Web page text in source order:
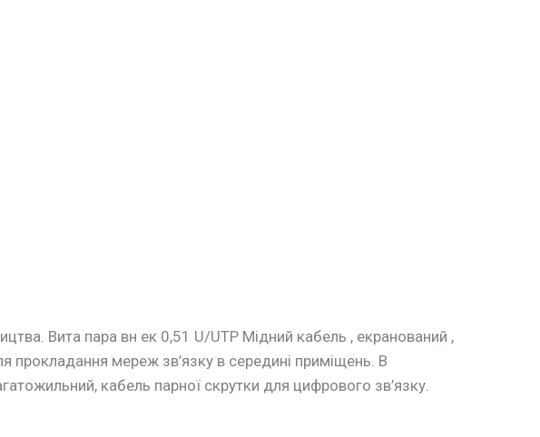
Вита пара вн ек 0,51 U/UTP Мідний кабель , екранований ,
прокладання мереж зв’язку в середині приміщень. В
кабель парної скрутки для цифрового зв’язку.